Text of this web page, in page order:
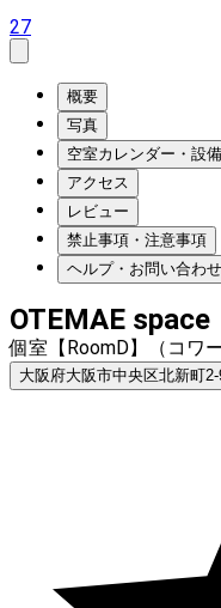
27
概要
写真
空室カレンダー・設備
アクセス
レビュー
禁止事項・注意事項
ヘルプ・お問い合わせ
OTEMAE space
個室【RoomD】（コワ
大阪府大阪市中央区北新町